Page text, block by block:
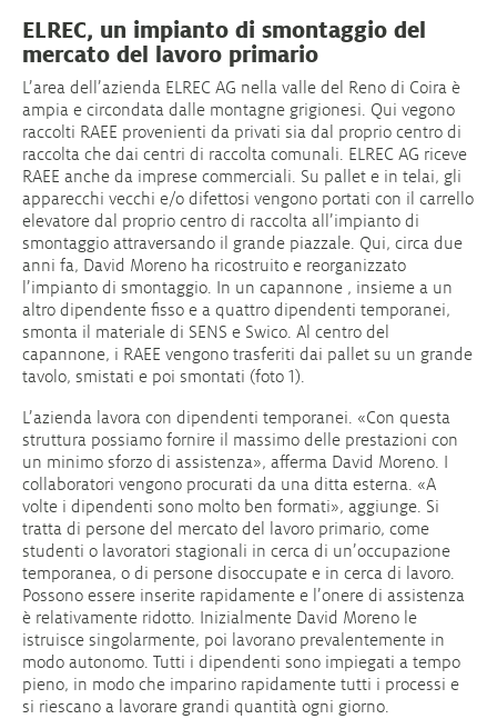
ELREC, un impianto di smontaggio del
mercato del lavoro primario
L’area dell’azienda ELREC AG nella valle del Reno di Coira è
ampia e circondata dalle montagne grigionesi. Qui vegono
raccolti RAEE provenienti da privati sia dal proprio centro di
raccolta che dai centri di raccolta comunali. ELREC AG riceve
RAEE anche da imprese commerciali. Su pallet e in telai, gli
apparecchi vecchi e/o difettosi vengono portati con il carrello
elevatore dal proprio centro di raccolta all’impianto di
smontaggio attraversando il grande piazzale. Qui, circa due
anni fa, David Moreno ha ricostruito e reorganizzato
l’impianto di smontaggio. In un capannone , insieme a un
altro dipendente fisso e a quattro dipendenti temporanei,
smonta il materiale di SENS e Swico. Al centro del
capannone, i RAEE vengono trasferiti dai pallet su un grande
tavolo, smistati e poi smontati (foto 1).
L’azienda lavora con dipendenti temporanei. «Con questa
struttura possiamo fornire il massimo delle prestazioni con
un minimo sforzo di assistenza», afferma David Moreno. I
collaboratori vengono procurati da una ditta esterna. «A
volte i dipendenti sono molto ben formati», aggiunge. Si
tratta di persone del mercato del lavoro primario, come
studenti o lavoratori stagionali in cerca di un’occupazione
temporanea, o di persone disoccupate e in cerca di lavoro.
Possono essere inserite rapidamente e l’onere di assistenza
è relativamente ridotto. Inizialmente David Moreno le
istruisce singolarmente, poi lavorano prevalentemente in
modo autonomo. Tutti i dipendenti sono impiegati a tempo
pieno, in modo che imparino rapidamente tutti i processi e
si riescano a lavorare grandi quantità ogni giorno.